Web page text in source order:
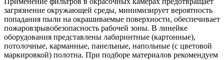
загрязнение окружающей среды, минимизирует вероятность
попадания пыли на окрашиваемые поверхности, обеспечивает
пожаровзрывобезопасность рабочей зоны. В линейке
оборудования представлены лабиринтные (картонные),
потолочные, карманные, панельные, напольные (с цветовой
маркировкой) полотна. При подборе материалов рекомендуем